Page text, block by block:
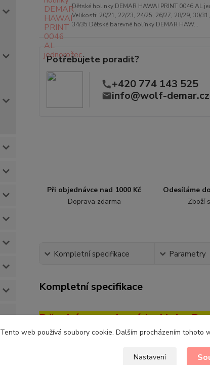
Dětské holinky DEMAR HAWAI PRINT 0046 AL
Velikosti: 20/21, 22/23, 24/25, 26/27, 28/29, 30/
34/35 Dětské barevné holínky DEMAR HAW...
Potřebujete poradit?
+420 774 143 525
info@wolf-demar.cz
Při objednávce nad 1000 Kč
Doprava zdarma
Odesíláme
Zboží
Kompletní specifikace Parametry
Kompletní specifikace
Dětské zateplené holínky
Velikosti:20-21 | 22-23 | 24-25 | 26-27 |
Dětské obrázkové holinky od firmy Demar.
Tento web používá soubory cookie. Dalším procházením tohoto
Nastavení